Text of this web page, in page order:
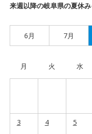
来週以降の岐阜県の夏休
6月 7月
月 火 水
3 4 5